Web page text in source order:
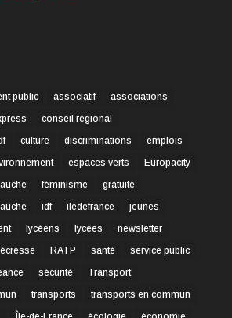
public associatif
associations
conseil régional
culture discriminations
emplois
espaces verts
Europacity
féminisme
gratuité
idf iledefrance
jeunes
lycéens lycées
newsletter
RATP santé
service public
sécurité
Transport
transports
transports en commun